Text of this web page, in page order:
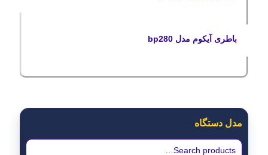
باطری آیکوم مدل bp280
مدل دستگاه